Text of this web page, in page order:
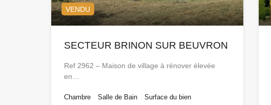
VENDU
SECTEUR BRINON SUR BEUVRON
Ref 2962 – Maison de village à rénover élevée
en…
Chambre Salle de Bain Surface du bien